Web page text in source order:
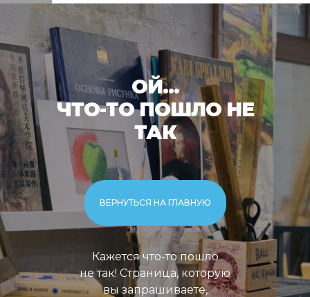
ВЕРНУТЬСЯ НА ГЛАВНУЮ
ОЙ...
ЧТО-ТО ПОШЛО НЕ
ТАК
Кажется что-то пошло
не так! Страница, которую
вы запрашиваете,